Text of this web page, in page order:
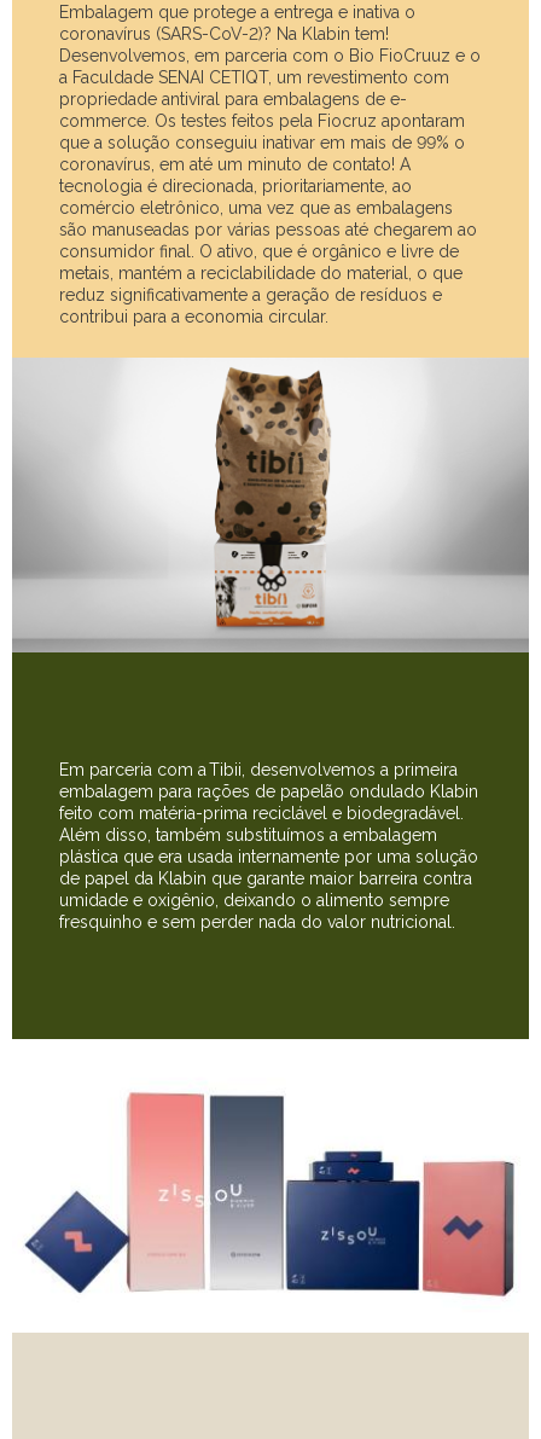
Embalagem que protege a entrega e inativa o
coronavírus (SARS-CoV-2)? Na Klabin tem!
Desenvolvemos, em parceria com o Bio FioCruuz e o
a Faculdade SENAI CETIQT, um revestimento com
propriedade antiviral para embalagens de e-
commerce. Os testes feitos pela Fiocruz apontaram
que a solução conseguiu inativar em mais de 99% o
coronavírus, em até um minuto de contato! A
tecnologia é direcionada, prioritariamente, ao
comércio eletrônico, uma vez que as embalagens
são manuseadas por várias pessoas até chegarem ao
consumidor final. O ativo, que é orgânico e livre de
metais, mantém a reciclabilidade do material, o que
reduz significativamente a geração de resíduos e
contribui para a economia circular.
Em parceria com a Tibii, desenvolvemos a primeira
embalagem para rações de papelão ondulado Klabin
feito com matéria-prima reciclável e biodegradável.
Além disso, também substituímos a embalagem
plástica que era usada internamente por uma solução
de papel da Klabin que garante maior barreira contra
umidade e oxigênio, deixando o alimento sempre
fresquinho e sem perder nada do valor nutricional.